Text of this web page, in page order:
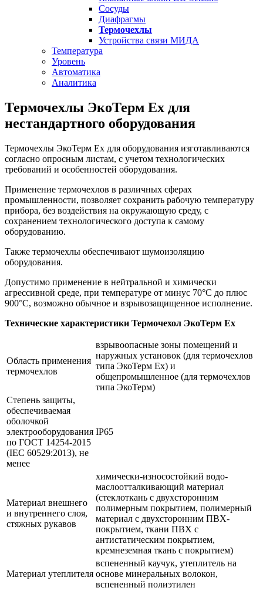
Сосуды
Диафрагмы
Термочехлы
Устройства связи МИДА
Температура
Уровень
Автоматика
Аналитика
Термочехлы ЭкоТерм Ex для
нестандартного оборудования
Термочехлы ЭкоТерм Ex для оборудования изготавливаются
согласно опросным листам, с учетом технологических
требований и особенностей оборудования.
Применение термочехлов в различных сферах
промышленности, позволяет сохранить рабочую температуру
прибора, без воздействия на окружающую среду, с
сохранением технологического доступа к самому
оборудованию.
Также термочехлы обеспечивают шумоизоляцию
оборудования.
Допустимо применение в нейтральной и химически
агрессивной среде, при температуре от минус 70°С до плюс
900°С, возможно обычное и взрывозащищенное исполнение.
Технические характеристики Термочехол ЭкоТерм Ех
Область применения
термочехлов
взрывоопасные зоны помещений и
наружных установок (для термочехлов
типа ЭкоТерм Ех) и
общепромышленное (для термочехлов
типа ЭкоТерм)
Степень защиты,
обеспечиваемая
оболочкой
электрооборудования
по ГОСТ 14254-2015
(IEC 60529:2013), не
менее
IP65
Материал внешнего
и внутреннего слоя,
стяжных рукавов
химически-износостойкий водо-
маслоотталкивающий материал
(стеклоткань с двухсторонним
полимерным покрытием, полимерный
материал с двухсторонним ПВХ-
покрытием, ткани ПВХ с
антистатическим покрытием,
кремнеземная ткань с покрытием)
Материал утеплителя
вспененный каучук, утеплитель на
основе минеральных волокон,
вспененный полиэтилен